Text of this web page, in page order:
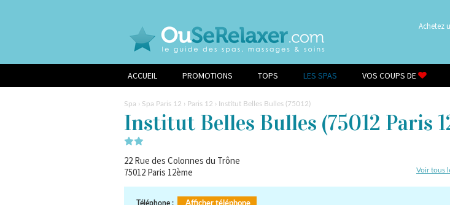
Achetez
ACCUEIL PROMOTIONS TOPS LES SPAS VOS COUPS DE
Spa › Spa Paris 12 › Paris 12 › Institut Belles Bulles (75012)
Institut Belles Bulles (75012 Paris
22 Rue des Colonnes du Trône
75012 Paris 12ème Voir tous
Téléphone :